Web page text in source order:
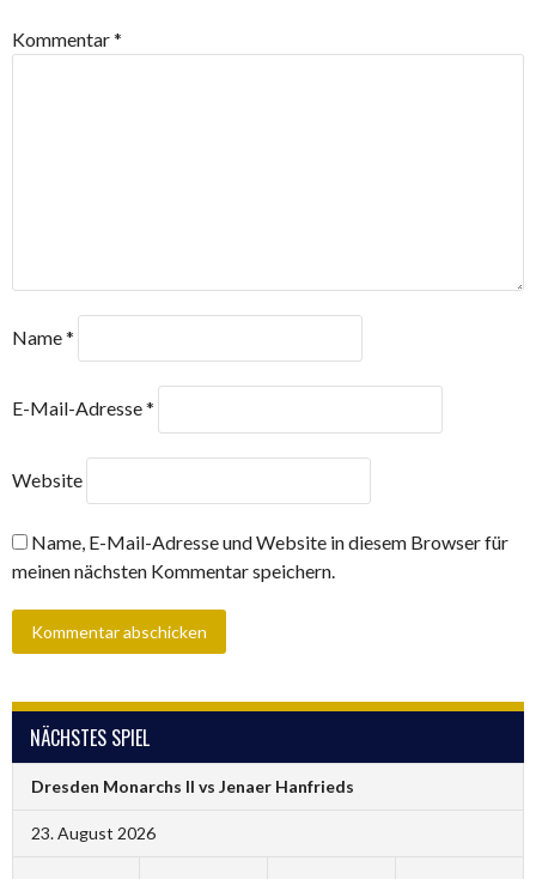
Kommentar*
Name*
E-Mail-Adresse*
Website
Name, E-Mail-Adresse und Website in diesem Browser für
meinen nächsten Kommentar speichern.
NÄCHSTES SPIEL
Dresden Monarchs II vs Jenaer Hanfrieds
23. August 2026